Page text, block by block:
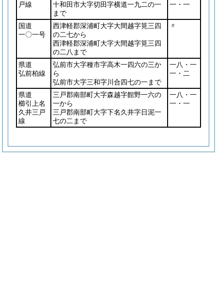
戸線
十和田市大字切田字横道一九二の一
まで
一・一
国道
一〇一号
西津軽郡深浦町大字大間越字筧三四
の二七から
西津軽郡深浦町大字大間越字筧三四
の二八まで
〃
県道
弘前柏線
弘前市大字種市字高木一四六の三か
ら
弘前市大字三和字川合四七の一まで
一八・一
一・二
県道
櫛引上名
久井三戸
線
三戸郡南部町大字森越字館野一六の
一から
三戸郡南部町大字下名久井字日泥一
七の二まで
一八・一
一・一